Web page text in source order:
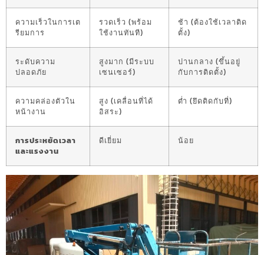
ความเร็วในการเต
รียมการ
รวดเร็ว (พร้อม
ใช้งานทันที)
ช้า (ต้องใช้เวลาติด
ตั้ง)
ระดับความ
ปลอดภัย
สูงมาก (มีระบบ
เซนเซอร์)
ปานกลาง (ขึ้นอยู่
กับการติดตั้ง)
ความคล่องตัวใน
หน้างาน
สูง (เคลื่อนที่ได้
อิสระ)
ต่ำ (ยึดติดกับที่)
การประหยัดเวลา
และแรงงาน
ดีเยี่ยม น้อย